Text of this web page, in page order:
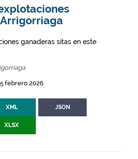
ganaderas sitas en este
febrero 2026
XML JSON
XLSX